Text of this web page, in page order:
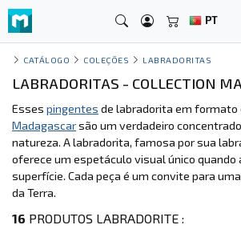
PT
CATÁLOGO COLEÇÕES LABRADORITAS
LABRADORITAS - COLLECTION
Esses pingentes de labradorita em formato
Madagascarsão um verdadeiro
natureza. A labradorita, famosa por sua
oferece um espetáculo visual único quando
superfície. Cada peça é um convite para
da Terra.
16 PRODUTOS LABRADORITE :